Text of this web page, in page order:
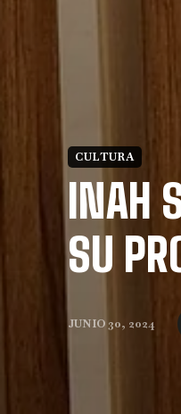
CULTURA
INAH
SU
JUNIO 30, 2024